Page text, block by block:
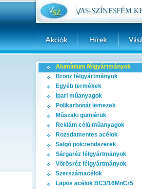
Alumínium félgyártmányok
Bronz félgyártmányok
Egyéb termékek
Ipari mûanyagok
Polikarbonát lemezek
Mûszaki gumiáruk
Reklám célú mûanyagok
Rozsdamentes acélok
Salgó polcrendszerek
Sárgaréz félgyártmányok
Vörösréz félgyártmányok
Szerszámacélok
Lapos acélok BC3/16MnCr5